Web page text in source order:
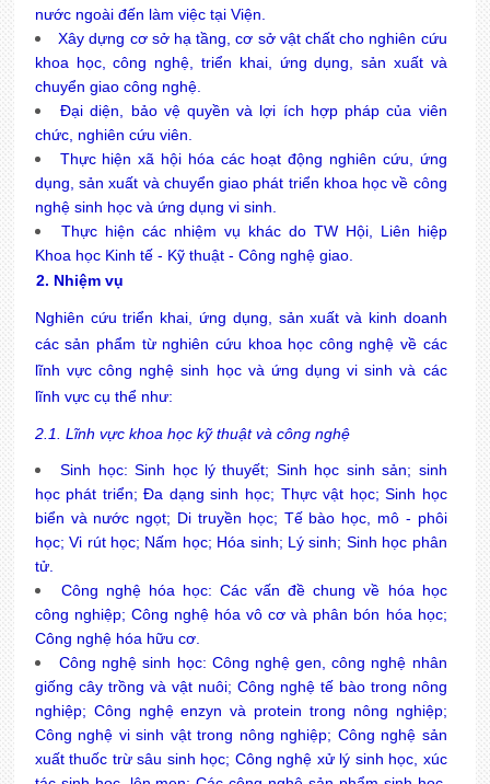
nước ngoài đến làm việc tại Viện.
Xây dựng cơ sở hạ tầng, cơ sở vật chất cho nghiên cứu
khoa học, công nghệ, triển khai, ứng dụng, sản xuất và
chuyển giao công nghệ.
Đại diện, bảo vệ quyền và lợi ích hợp pháp của viên
chức, nghiên cứu viên.
Thực hiện xã hội hóa các hoạt động nghiên cứu, ứng
dụng, sản xuất và chuyển giao phát triển khoa học về công
nghệ sinh học và ứng dụng vi sinh.
Thực hiện các nhiệm vụ khác do TW Hội, Liên hiệp
Khoa học Kinh tế - Kỹ thuật - Công nghệ giao.
2. Nhiệm vụ
Nghiên cứu triển khai, ứng dụng, sản xuất và kinh doanh
các sản phẩm từ nghiên cứu khoa học công nghệ về các
lĩnh vực công nghệ sinh học và ứng dụng vi sinh và các
lĩnh vực cụ thể như:
2.1. Lĩnh vực khoa học kỹ thuật và công nghệ
Sinh học: Sinh học lý thuyết; Sinh học sinh sản; sinh
học phát triển; Đa dạng sinh học; Thực vật học; Sinh học
biển và nước ngọt; Di truyền học; Tế bào học, mô - phôi
học; Vi rút học; Nấm học; Hóa sinh; Lý sinh; Sinh học phân
tử.
Công nghệ hóa học: Các vấn đề chung về hóa học
công nghiệp; Công nghệ hóa vô cơ và phân bón hóa học;
Công nghệ hóa hữu cơ.
Công nghệ sinh học: Công nghệ gen, công nghệ nhân
giống cây trồng và vật nuôi; Công nghệ tế bào trong nông
nghiệp; Công nghệ enzyn và protein trong nông nghiệp;
Công nghệ vi sinh vật trong nông nghiệp; Công nghệ sản
xuất thuốc trừ sâu sinh học; Công nghệ xử lý sinh học, xúc